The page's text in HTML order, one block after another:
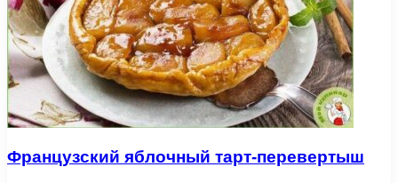
Французский яблочный тарт-перевертыш